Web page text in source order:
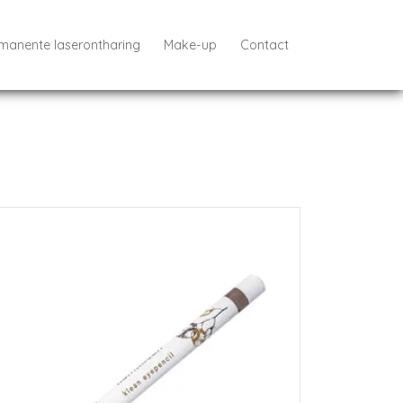
laserontharing Make-up Contact